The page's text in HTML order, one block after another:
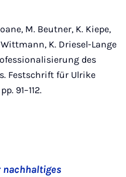
M. Beutner, K. Kiepe,
K. Driesel-Lange
des
Festschrift für Ulrike
91–112.